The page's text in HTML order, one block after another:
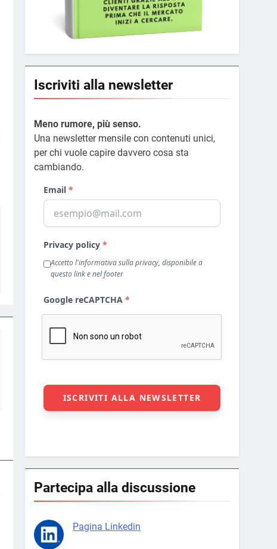
Iscriviti alla newsletter
Meno rumore, più senso.
Una newsletter mensile con contenuti unici,
per chi vuole capire davvero cosa sta
cambiando.
Partecipa alla discussione
Pagina Linkedin